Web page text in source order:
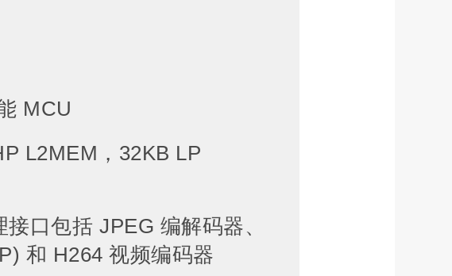
MCU
L2MEM，32KB LP
口包括 JPEG 编解码器、
和 H264 视频编码器